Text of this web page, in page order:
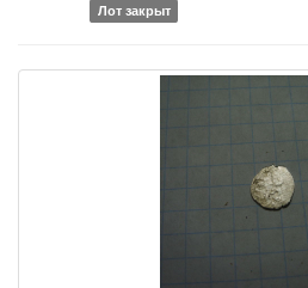
Лот закрыт